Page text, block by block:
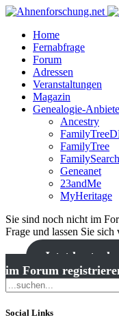
Home
Fernabfrage
Forum
Adressen
Veranstaltungen
Magazin
Genealogie-
Ancestry
FamilyTree
FamilySearch
Geneanet
23andMe
MyHeritage
Sie sind noch nicht im
Frage und lassen Sie
Jetzt kostenlos
im Forum
Social Links